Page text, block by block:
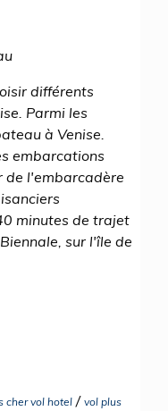
différents
Parmi les
à Venise.
embarcations
l'embarcadère
minutes de trajet
sur l'île de
cher vol hotel / vol plus